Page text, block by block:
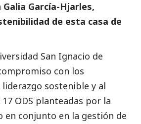
Galia García-Hjarles,
de esta casa de
San Ignacio de
con los
sostenible y al
ODS planteadas por la
en conjunto en la gestión de